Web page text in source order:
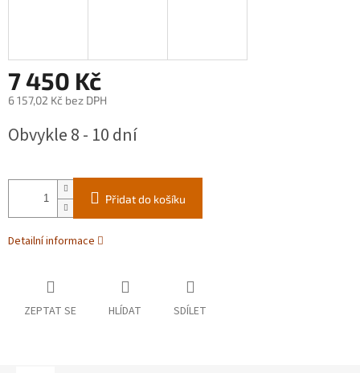
7 450 Kč
6 157,02 Kč bez DPH
cena:
Obvykle 8 - 10 dní
Přidat do košíku
Detailní informace
ZEPTAT SE HLÍDAT SDÍLET